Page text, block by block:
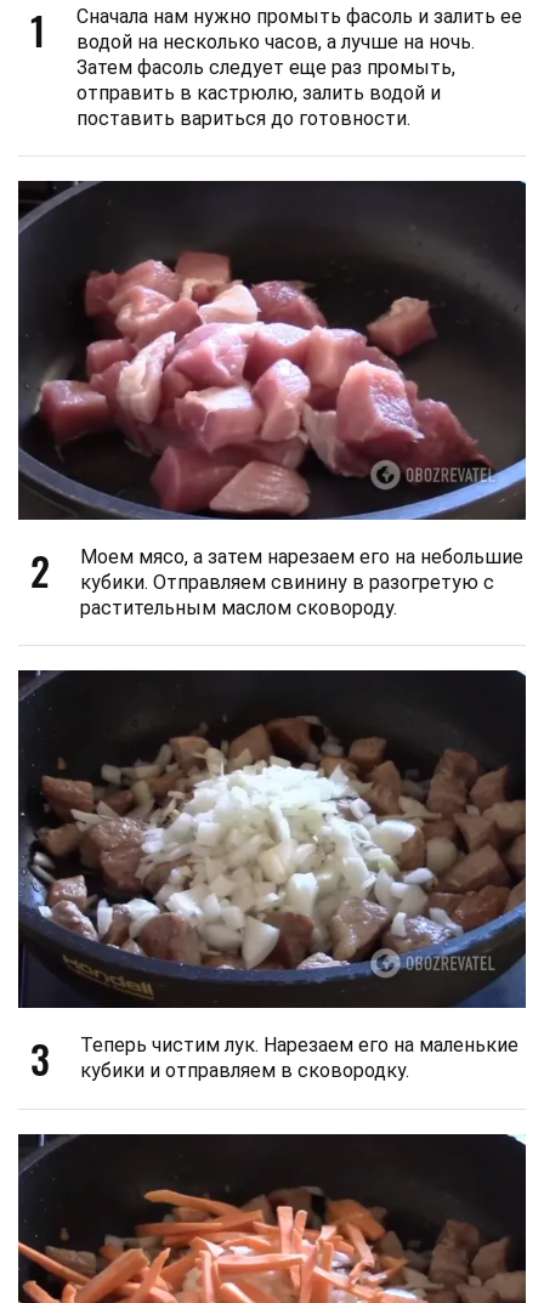
1
Сначала нам нужно промыть фасоль и залить ее
водой на несколько часов, а лучше на ночь.
Затем фасоль следует еще раз промыть,
отправить в кастрюлю, залить водой и
поставить вариться до готовности.
2
Моем мясо, а затем нарезаем его на небольшие
кубики. Отправляем свинину в разогретую с
растительным маслом сковороду.
3
Теперь чистим лук. Нарезаем его на маленькие
кубики и отправляем в сковородку.